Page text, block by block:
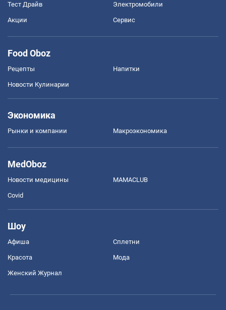
Тест Драйв Электромобили
Акции Сервис
Food Oboz
Рецепты Напитки
Новости Кулинарии
Экономика
Рынки и компании Mакроэкономика
MedOboz
Новости медицины MAMACLUB
Covid
Шоу
Афиша Сплетни
Красота Мода
Женский Журнал